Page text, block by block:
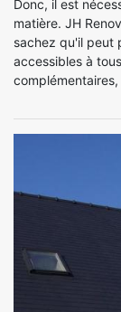
Donc, il est
matière. JH
sachez qu'il peut
accessibles à